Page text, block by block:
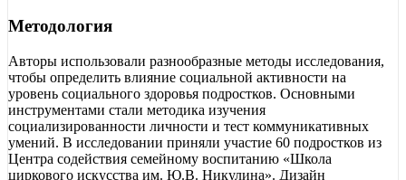
Методология
Авторы использовали разнообразные методы исследования,
чтобы определить влияние социальной активности на
уровень социального здоровья подростков. Основными
инструментами стали методика изучения
социализированности личности и тест коммуникативных
умений. В исследовании приняли участие 60 подростков из
Центра содействия семейному воспитанию «Школа
циркового искусства им. Ю.В. Никулина». Дизайн